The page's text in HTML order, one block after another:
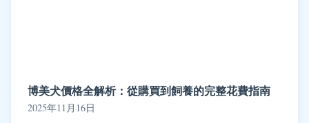
博美犬價格全解析：從購買到飼養的完整花費指南
2025年11月16日